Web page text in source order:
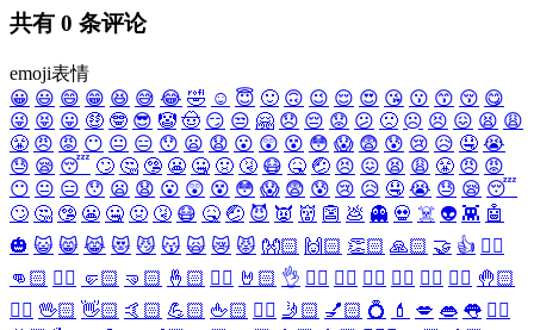
共有 0 条评论
emoji表情
😀 😃 😄 😁 😆 😅 😂 🤣 ☺️ 😇 🙂 🙃 😉 😌 😍 😘 😗 😙 😚 😋
😜 😝 😛 🤑 🤓 😎 🤡 🤠 😏 😒 🤗 😞 😔 😟 😕 🙁 ☹️ 😣 😖 😫 😩
😤 😠 😡 😶 😐 😑 😯 😦 😧 😮 😲 😵 😳 😱 😨 😰 😢 😥 🤤 😭
😓 😪 😴 🙄 🤔 🤥 😬 🤐 🤢 🤧 😷 🤒 🤕 😣 😖 😫 😩 😤 😠 😡
😶 😐 😑 😯 😦 😧 😮 😲 😵 😳 😱 😨 😰 😢 😥 🤤 😭 😓 😪 😴
🙄 🤔 🤥 😬 🤐 🤢 🤧 😷 🤒 🤕 😈 👿 👹 👺 💩 👻 💀 ☠️ 👽 👾 🤖
🎃 😺 😸 😹 😻 😼 😽 🙀 😿 😾 👐🏻 🙌🏻 👏🏻 🙏🏻 🤝 👍 👎🏻
👊🏻 ✊🏻 🤛🏻 🤜🏻 🤞🏻 ✌🏻 🤘🏻 👌 👈🏻 👉🏻 👆🏻 👇🏻 ☝🏻 ✋🏻 🤚🏻
🖐🏻 🖖🏻 👋🏻 🤙🏻 💪🏻 🖕🏻 ✍🏻 🤳🏻 💅🏻 💍 💄 💋 👄 👅 👂🏻